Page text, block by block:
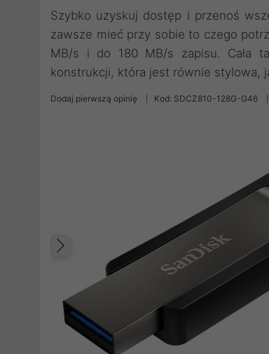
Szybko uzyskuj dostęp i przenoś
zawsze mieć przy sobie to czego
MB/s i do 180 MB/s zapisu. Cała
konstrukcji, która jest równie stylowa,
Dodaj pierwszą opinię Kod: SDCZ810-128G-G46
Poprzedni